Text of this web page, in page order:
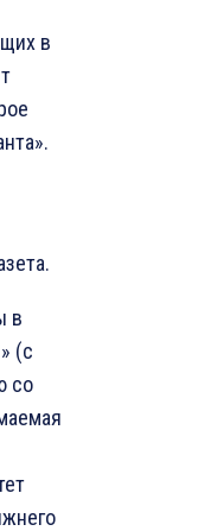
в
в
(с
со